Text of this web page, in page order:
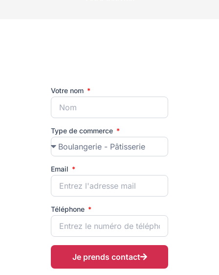
Votre nom
Type de commerce
Email
Téléphone
Je prends contact